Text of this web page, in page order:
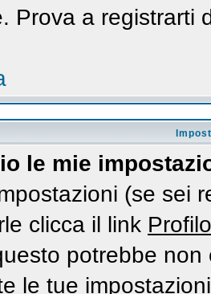
Prova a registrarti
le mie
(se sei
clicca il link Profilo
potrebbe
le tue